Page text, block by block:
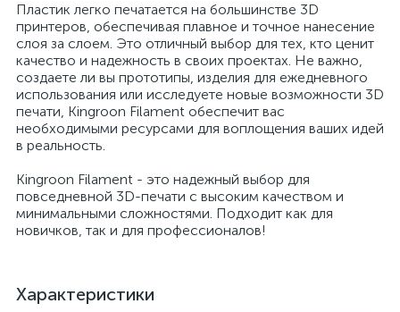
Пластик легко печатается на большинстве 3D
принтеров, обеспечивая плавное и точное нанесение
слоя за слоем. Это отличный выбор для тех, кто ценит
качество и надежность в своих проектах. Не важно,
создаете ли вы прототипы, изделия для ежедневного
использования или исследуете новые возможности 3D
печати, Kingroon Filament обеспечит вас
необходимыми ресурсами для воплощения ваших идей
в реальность.
Kingroon Filament - это надежный выбор для
повседневной 3D-печати с высоким качеством и
минимальными сложностями. Подходит как для
новичков, так и для профессионалов!
Характеристики